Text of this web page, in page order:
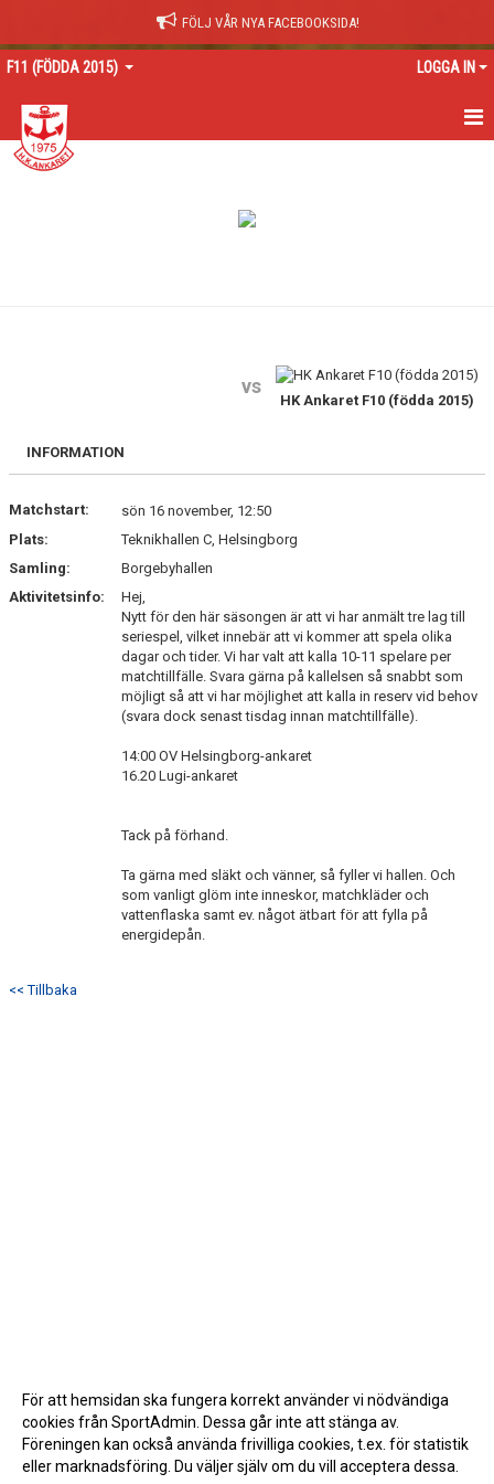
FÖLJ VÅR NYA FACEBOOKSIDA!
F11 (FÖDDA 2015) LOGGA IN
HEM
DOKUMENT
vs
HK Ankaret F10 (födda 2015)
INFORMATION
Matchstart:
sön 16 november, 12:50
Plats:
Teknikhallen C, Helsingborg
Samling:
Borgebyhallen
Aktivitetsinfo:
Hej,
Nytt för den här säsongen är att vi har anmält tre lag till
seriespel, vilket innebär att vi kommer att spela olika
dagar och tider. Vi har valt att kalla 10-11 spelare per
matchtillfälle. Svara gärna på kallelsen så snabbt som
möjligt så att vi har möjlighet att kalla in reserv vid behov
(svara dock senast tisdag innan matchtillfälle).
14:00 OV Helsingborg-ankaret
16.20 Lugi-ankaret
Tack på förhand.
Ta gärna med släkt och vänner, så fyller vi hallen. Och
som vanligt glöm inte inneskor, matchkläder och
vattenflaska samt ev. något ätbart för att fylla på
energidepån.
<< Tillbaka
För att hemsidan ska fungera korrekt använder vi nödvändiga
cookies från SportAdmin. Dessa går inte att stänga av.
Föreningen kan också använda frivilliga cookies, t.ex. för statistik
eller marknadsföring. Du väljer själv om du vill acceptera dessa.